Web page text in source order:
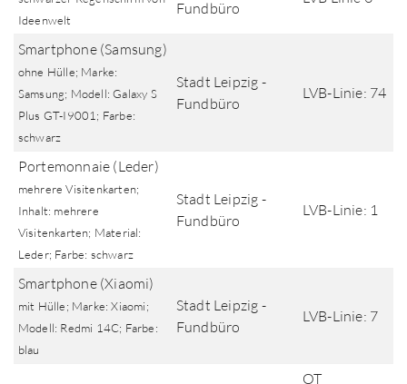
Ideenwelt
Fundbüro
Smartphone (Samsung)
ohne Hülle; Marke:
Samsung; Modell: Galaxy S
Plus GT-I9001; Farbe:
schwarz
Stadt Leipzig -
Fundbüro
LVB-Linie: 74
Portemonnaie (Leder)
mehrere Visitenkarten;
Inhalt: mehrere
Visitenkarten; Material:
Leder; Farbe: schwarz
Stadt Leipzig -
Fundbüro
LVB-Linie: 1
Smartphone (Xiaomi)
mit Hülle; Marke: Xiaomi;
Modell: Redmi 14C; Farbe:
blau
Stadt Leipzig -
Fundbüro
LVB-Linie: 7
OT